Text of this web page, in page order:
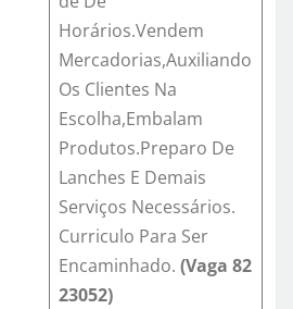
Horários.Vendem
Mercadorias,Auxiliando
Os Clientes Na
Escolha,Embalam
Produtos.Preparo De
Lanches E Demais
Serviços Necessários.
Curriculo Para Ser
Encaminhado. (Vaga 82
23052)